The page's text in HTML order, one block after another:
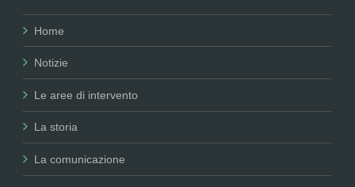
Home
Notizie
Le aree di intervento
La storia
La comunicazione